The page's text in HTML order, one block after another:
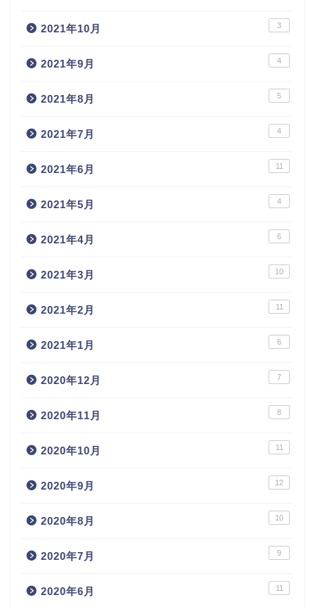
2021年10月 3
2021年9月 4
2021年8月 5
2021年7月 4
2021年6月 11
2021年5月 4
2021年4月 6
2021年3月 10
2021年2月 11
2021年1月 6
2020年12月 7
2020年11月 8
2020年10月 11
2020年9月 12
2020年8月 10
2020年7月 9
2020年6月 11